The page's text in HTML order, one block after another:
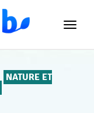
NATURE ET